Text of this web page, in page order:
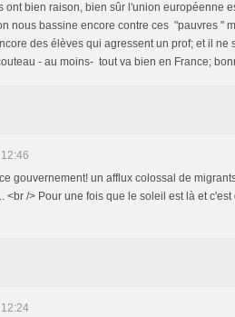
ont bien raison, bien sûr l'union européenne
nous bassine encore contre ces "pauvres "
des élèves qui agressent un prof; et il ne
- au moins- tout va bien en France;
gouvernement! un afflux colossal de
<br /> Pour une fois que le soleil est là et